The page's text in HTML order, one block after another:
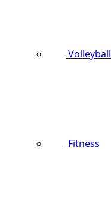
Volleyball
Fitness